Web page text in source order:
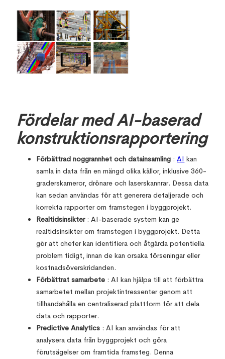
Fördelar med AI-baserad
konstruktionsrapportering
Förbättrad noggrannhet och datainsamling :AI kan
samla in data från en mängd olika källor, inklusive 360-
graderskameror, drönare och laserskannrar. Dessa data
kan sedan användas för att generera detaljerade och
korrekta rapporter om framstegen i byggprojekt.
Realtidsinsikter: AI-baserade system kan ge
realtidsinsikter om framstegen i byggprojekt. Detta
gör att chefer kan identifiera och åtgärda potentiella
problem tidigt, innan de kan orsaka förseningar eller
kostnadsöverskridanden.
Förbättrat samarbete : AI kan hjälpa till att förbättra
samarbetet mellan projektintressenter genom att
tillhandahålla en centraliserad plattform för att dela
data och rapporter.
Predictive Analytics : AI kan användas för att
analysera data från byggprojekt och göra
förutsägelser om framtida framsteg. Denna